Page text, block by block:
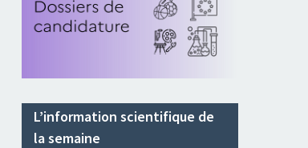
L’information scientifique de
la semaine